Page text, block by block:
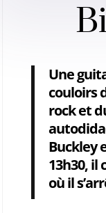
Une
couloirs
rock et
Buckley
13h30, il
où il